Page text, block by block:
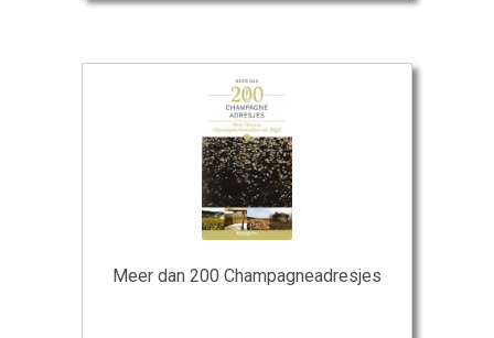
Meer dan 200 Champagneadresjes